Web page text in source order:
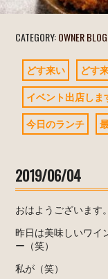
CATEGORY:OWNER BLOG
どす来い どす
イベント出店しま
今日のランチ
2019/06/04
おはようございます。
昨日は美味しいワイ
ー（笑）
私が（笑）